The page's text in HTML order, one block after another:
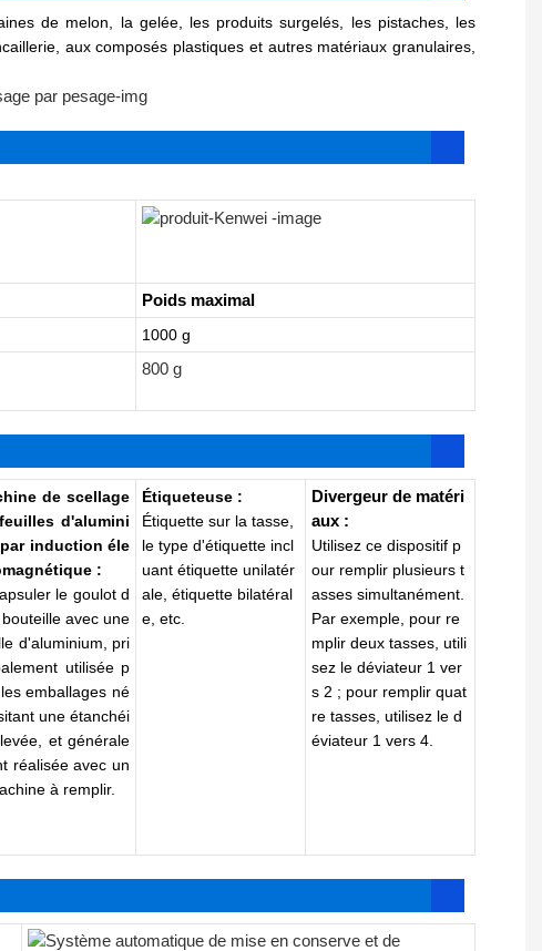
de melon, la gelée, les produits surgelés, les pistaches, les
aux composés plastiques et autres matériaux granulaires,
Poids maximal
1000 g
800 g
de scellage
d'alumini
induction éle
:
le goulot d
avec une
d'aluminium, pri
utilisée p
emballages né
une étanchéi
et générale
réalisée avec un
à remplir.
Étiqueteuse :
Étiquette sur la tasse,
le type d'étiquette incl
uant étiquette unilatér
ale, étiquette bilatéral
e, etc.
Divergeur de matéri
aux :
Utilisez ce dispositif p
our remplir plusieurs t
asses simultanément.
Par exemple, pour re
mplir deux tasses, utili
sez le déviateur 1 ver
s 2 ; pour remplir quat
re tasses, utilisez le d
éviateur 1 vers 4.